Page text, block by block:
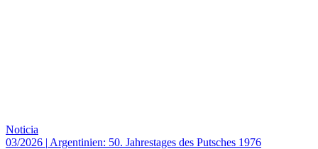
Noticia
03/2026 | Argentinien: 50. Jahrestages des Putsches 1976